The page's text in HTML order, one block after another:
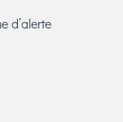
d’alerte